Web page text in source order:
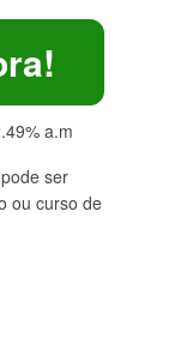
a.m
ser
ou curso de